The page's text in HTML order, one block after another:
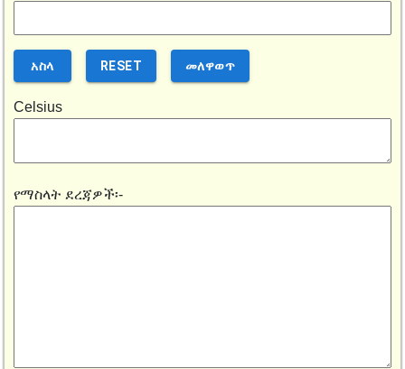
አስላ RESET መለዋወጥ
Celsius
የማስላት ደረጃዎች፡-